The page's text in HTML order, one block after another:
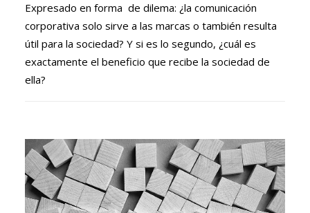
Expresado en forma de dilema: ¿la comunicación
corporativa solo sirve a las marcas o también resulta
útil para la sociedad? Y si es lo segundo, ¿cuál es
exactamente el beneficio que recibe la sociedad de
ella?